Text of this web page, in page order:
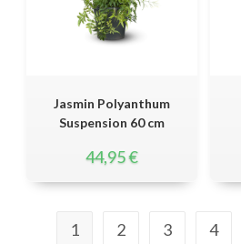
Jasmin Polyanthum
Suspension 60 cm
44,95€
1 2 3 4